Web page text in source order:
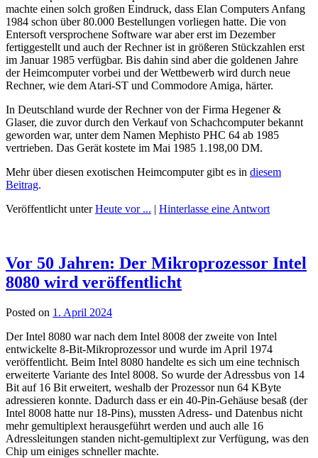
machte einen solch großen Eindruck, dass Elan Computers Anfang
1984 schon über 80.000 Bestellungen vorliegen hatte. Die von
Entersoft versprochene Software war aber erst im Dezember
fertiggestellt und auch der Rechner ist in größeren Stückzahlen erst
im Januar 1985 verfügbar. Bis dahin sind aber die goldenen Jahre
der Heimcomputer vorbei und der Wettbewerb wird durch neue
Rechner, wie dem Atari-ST und Commodore Amiga, härter.
In Deutschland wurde der Rechner von der Firma Hegener &
Glaser, die zuvor durch den Verkauf von Schachcomputer bekannt
geworden war, unter dem Namen Mephisto PHC 64 ab 1985
vertrieben. Das Gerät kostete im Mai 1985 1.198,00 DM.
Mehr über diesen exotischen Heimcomputer gibt es in diesem
Beitrag.
Veröffentlicht unterHeute vor ... | Hinterlasse eine Antwort
Vor 50 Jahren: Der Mikroprozessor Intel
8080 wird veröffentlicht
Posted on 1. April 2024
Der Intel 8080 war nach dem Intel 8008 der zweite von Intel
entwickelte 8-Bit-Mikroprozessor und wurde im April 1974
veröffentlicht. Beim Intel 8080 handelte es sich um eine technisch
erweiterte Variante des Intel 8008. So wurde der Adressbus von 14
Bit auf 16 Bit erweitert, weshalb der Prozessor nun 64 KByte
adressieren konnte. Dadurch dass er ein 40-Pin-Gehäuse besaß (der
Intel 8008 hatte nur 18-Pins), mussten Adress- und Datenbus nicht
mehr gemultiplext herausgeführt werden und auch alle 16
Adressleitungen standen nicht-gemultiplext zur Verfügung, was den
Chip um einiges schneller machte.